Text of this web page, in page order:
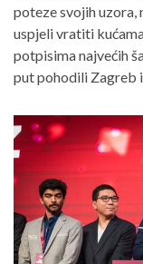
poteze svojih uzora,
uspjeli vratiti
potpisima najvećih
put pohodili Zagreb